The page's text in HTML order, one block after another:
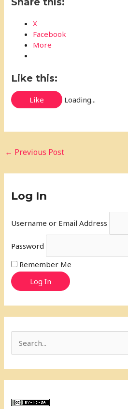
X
Facebook
More
Like this:
Like Loading...
← Previous Post
Log In
Username or Email Address
Password
Remember Me
Log In
c